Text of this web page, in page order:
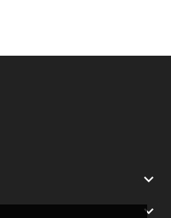

